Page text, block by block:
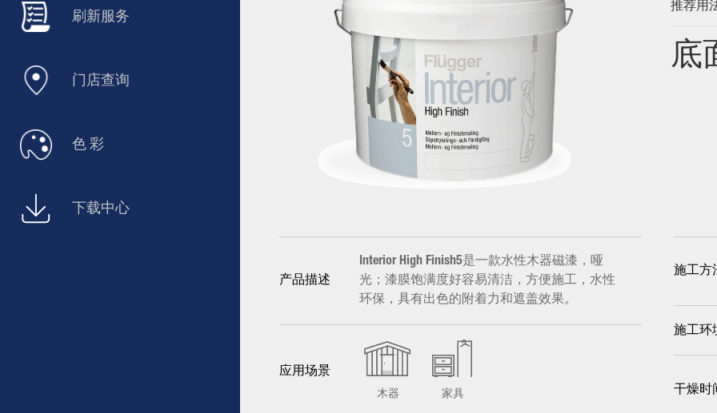
刷新服务
门店查询
色 彩
下载中心
推荐用
底
产品描述
Interior High Finish5是一款水性木器磁漆，哑
光；漆膜饱满度好容易清洁，方便施工，水性
环保，具有出色的附着力和遮盖效果。
应用场景
木器 家具
施工方
施工环
干燥时